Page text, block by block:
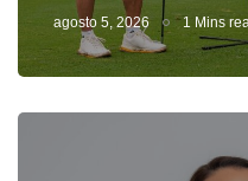
agosto 5, 2026 1 Mins